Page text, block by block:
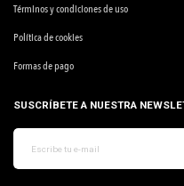
Términos y condiciones de uso
Política de cookies
Formas de pago
SUSCRÍBETE A NUESTRA